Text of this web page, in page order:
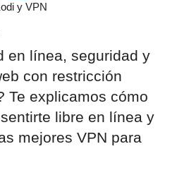
y VPN
en línea, seguridad y
con restricción
Te explicamos cómo
libre en línea y
mejores VPN para